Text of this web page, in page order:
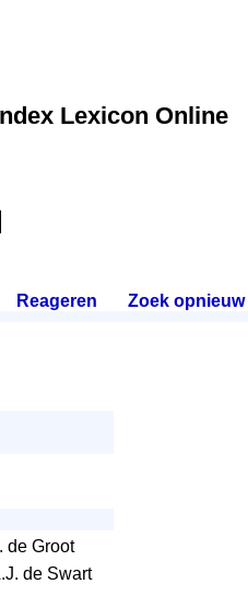
Lexicon Online
Reageren Zoek opnieuw.
de Groot
de Swart